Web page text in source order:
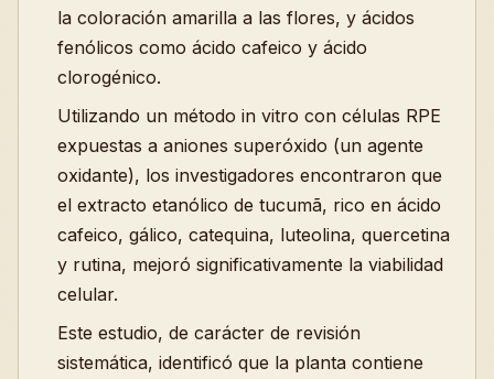
la coloración amarilla a las flores, y ácidos
fenólicos como ácido cafeico y ácido
clorogénico.
Utilizando un método in vitro con células RPE
expuestas a aniones superóxido (un agente
oxidante), los investigadores encontraron que
el extracto etanólico de tucumã, rico en ácido
cafeico, gálico, catequina, luteolina, quercetina
y rutina, mejoró significativamente la viabilidad
celular.
Este estudio, de carácter de revisión
sistemática, identificó que la planta contiene